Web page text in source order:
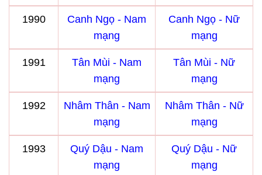
1990
Canh Ngọ - Nam
mạng
Canh Ngọ - Nữ
mạng
1991
Tân Mùi - Nam
mạng
Tân Mùi - Nữ
mạng
1992
Nhâm Thân - Nam
mạng
Nhâm Thân - Nữ
mạng
1993
Quý Dậu - Nam
mạng
Quý Dậu - Nữ
mạng